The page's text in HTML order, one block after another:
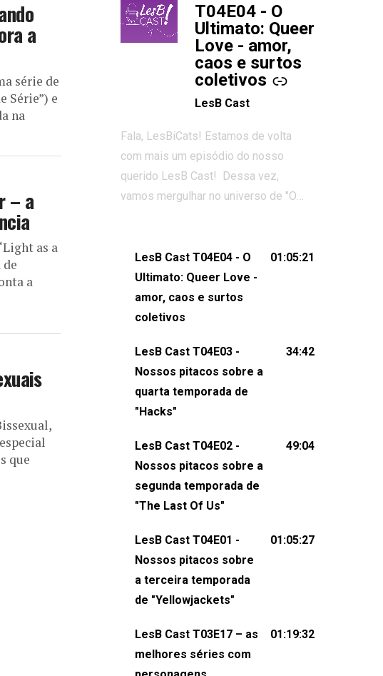
a
série de
Série”) e
na
– a
as a
a
que
T04E04 - O
Ultimato: Queer
Love - amor,
caos e surtos
coletivos
LesB Cast
Fala, LesBiCats! Estamos de volta
com mais um episódio do nosso
querido LesB Cast! Dessa vez,
vamos mergulhar no universo de "O
e levantou debates intensos sobre
relacionamentos queer. Vem com a
gente comentar os melhores
momentos, as maiores confusões e,
pensar (e rir) sobre amor sáfico!Você
também pode participar dessa
conversa mandando sugestões de
pauta, comentários, perguntas ou
e-mail para podcast@lesbout.com.br. E
não esqueça de visitar nosso site e
sociais:Twitter: ⁠⁠⁠⁠@lesbout_br⁠⁠⁠⁠ Instagram:
do LesB Cast:Apresentação de
Karolen Passos
(⁠⁠⁠⁠⁠⁠@KarolenPassos⁠⁠⁠⁠⁠⁠)Participação de
Pollyelly FlorêncioEdição de Naiady
Machado
LesB Cast T04E04 - O
Ultimato: Queer Love -
amor, caos e surtos
coletivos
01:05:21
LesB Cast T04E03 -
Nossos pitacos sobre a
quarta temporada de
"Hacks"
34:42
LesB Cast T04E02 -
Nossos pitacos sobre a
segunda temporada de
"The Last Of Us"
49:04
LesB Cast T04E01 -
Nossos pitacos sobre
a terceira temporada
de "Yellowjackets"
01:05:27
LesB Cast T03E17 – as
melhores séries com
01:19:32